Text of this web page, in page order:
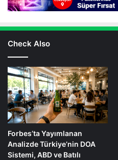
Check Also
Forbes’ta Yayımlanan
Analizde Türkiye’nin DOA
Sistemi, ABD ve Batılı